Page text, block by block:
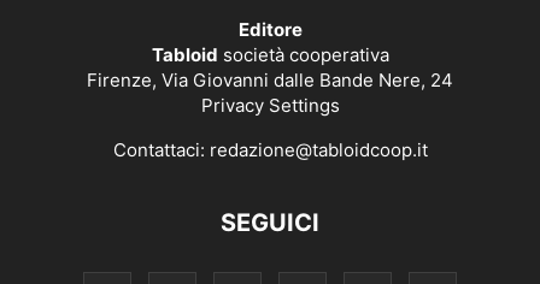
Editore
Tabloid società cooperativa
Firenze, Via Giovanni dalle Bande Nere, 24
Privacy Settings
Contattaci: redazione@tabloidcoop.it
SEGUICI